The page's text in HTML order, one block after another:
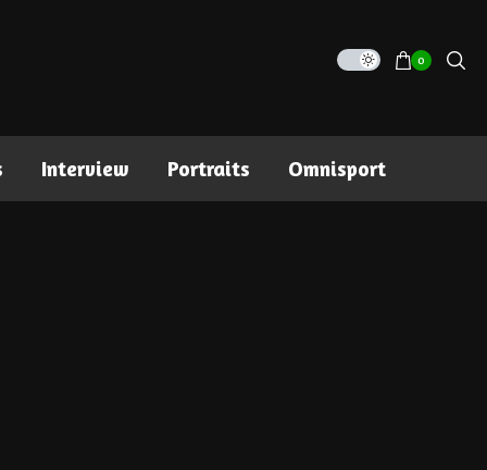
0
Interview Portraits Omnisport